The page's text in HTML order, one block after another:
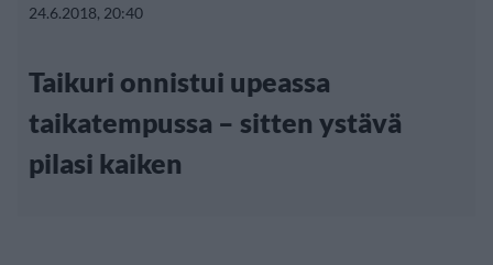
24.6.2018, 20:40
Taikuri onnistui upeassa
taikatempussa – sitten ystävä
pilasi kaiken